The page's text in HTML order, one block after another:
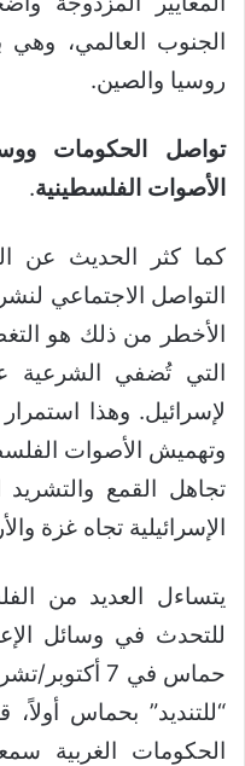
الجنوب العالمي، وهي
روسيا والصين.
تواصل الحكومات
الأصوات الفلسطينية.
كما كثر الحديث عن
التواصل الاجتماعي
الأخطر من ذلك هو
التي تُضفي الشرعية
لإسرائيل. وهذا
وتهميش الأصوات
تجاهل القمع
الإسرائيلية تجاه غزة
يتساءل العديد من
للتحدث في وسائل
حماس في 7
“للتنديد” بحماس
الحكومات الغربية